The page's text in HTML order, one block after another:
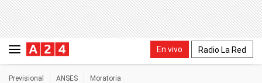
En vivo Radio La Red
Previsional ANSES Moratoria